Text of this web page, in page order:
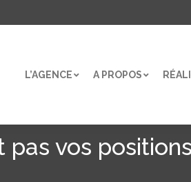
L’AGENCE A PROPOS
pas vos positions